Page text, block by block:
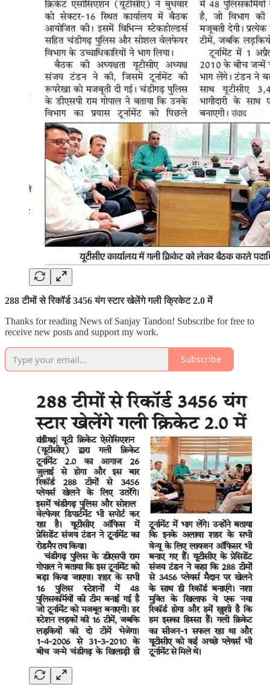
288 टीमों से रिकॉर्ड 3456 यंग स्टार खेलेंगे गली क्रिकेट 2.0 में
Thanks for reading News of Sanjay Tandon! Subscribe for free to
receive new posts and support my work.
Subscribe